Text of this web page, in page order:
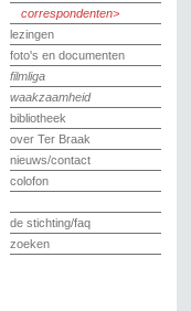
correspondenten
lezingen
foto's en documenten
filmliga
waakzaamheid
bibliotheek
over Ter Braak
nieuws/contact
colofon
de stichting/faq
zoeken